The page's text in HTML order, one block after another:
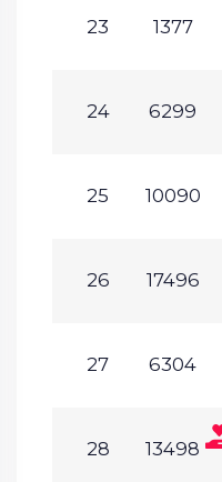
23 1377
24 6299
25 10090
26 17496
27 6304
28 13498